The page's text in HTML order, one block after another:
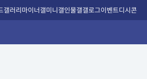
갤러리마이너갤미니갤인물갤갤로그이벤트디시콘